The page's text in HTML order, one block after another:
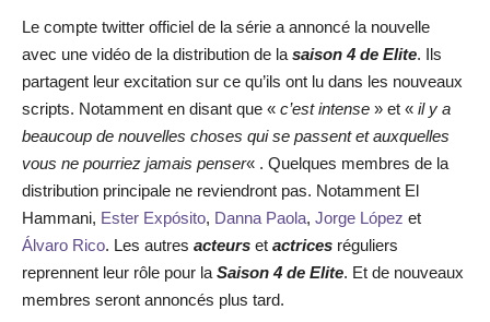
Le compte twitter officiel de la série a annoncé la nouvelle
avec une vidéo de la distribution de la saison 4 de Elite. Ils
partagent leur excitation sur ce qu’ils ont lu dans les nouveaux
scripts. Notamment en disant que « c’est intense » et « il y a
beaucoup de nouvelles choses qui se passent et auxquelles
vous ne pourriez jamais penser« . Quelques membres de la
distribution principale ne reviendront pas. Notamment El
Hammani, Ester Expósito, Danna Paola, Jorge López et
Álvaro Rico. Les autres acteurs et actrices réguliers
reprennent leur rôle pour la Saison 4 de Elite. Et de nouveaux
membres seront annoncés plus tard.